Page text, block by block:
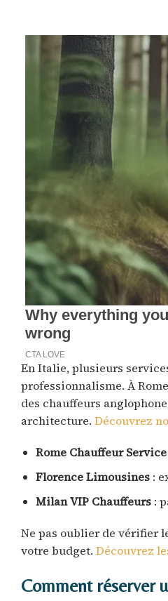
En Italie, plusieurs
professionnalisme. À
des chauffeurs
architecture. Découvrez
Rome Chauffeur Service
Florence Limousines:
Milan VIP Chauffeurs:
Ne pas oublier de vérifier
votre budget. Découvrez
Comment réserver